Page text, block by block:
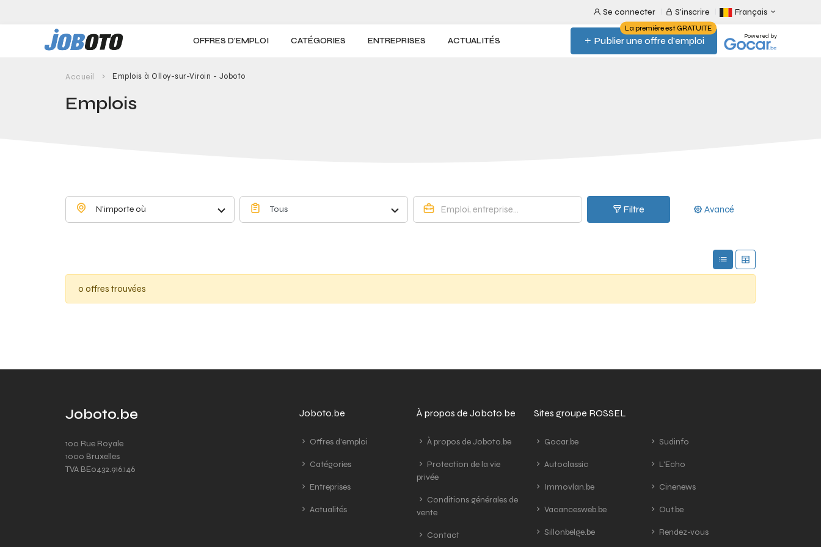
Se connecter S'inscrire Français
OFFRES D'EMPLOI CATÉGORIES ENTREPRISES ACTUALITÉS Publier une offre d'emploi
La première est GRATUITE
Powered by
Accueil Emplois à Olloy-sur-Viroin - Joboto
Emplois
N'importe où Tous Filtre Avancé
0 offres trouvées
Joboto.be
100 Rue Royale
1000 Bruxelles
TVA BE0432.916.146
Joboto.be
Offres d'emploi
Catégories
Entreprises
Actualités
À propos de Joboto.be
À propos de Joboto.be
Protection de la vie
privée
Conditions générales de
vente
Contact
Sites groupe ROSSEL
Gocar.be
Autoclassic
Immovlan.be
Vacancesweb.be
Sillonbelge.be
Sudinfo
L'Echo
Cinenews
Out.be
Rendez-vous